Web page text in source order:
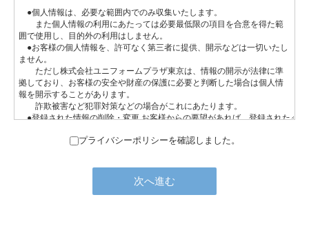
プライバシーポリシーを確認しました。